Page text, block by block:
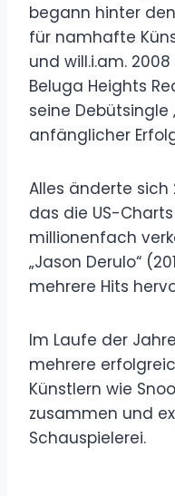
begann hinter
für namhafte
und will.i.am.
Beluga Heights
seine Debütsingle
anfänglicher
Alles änderte sich
das die US-
millionenfach
„Jason Derulo“
mehrere Hits
Im Laufe der
mehrere
Künstlern wie
zusammen und
Schauspielerei.